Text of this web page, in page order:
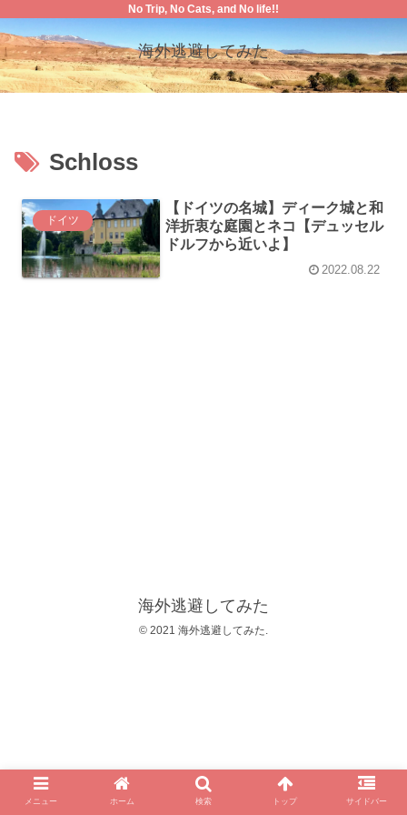
No Trip, No Cats, and No life!!
海外逃避してみた
Schloss
ドイツ
【ドイツの名城】ディーク城と和
洋折衷な庭園とネコ【デュッセル
ドルフから近いよ】
2022.08.22
海外逃避してみた
© 2021 海外逃避してみた.
メニュー ホーム 検索 トップ サイドバー